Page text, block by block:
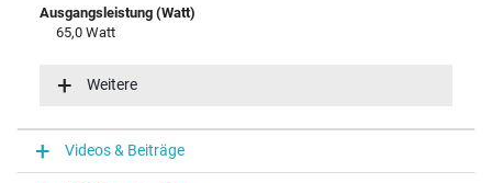
Ausgangsleistung (Watt)
65,0 Watt
100-240V / 50-60Hz
Funktions-LED
Funktions-LED im Stecker
Weitere
Videos & Beiträge